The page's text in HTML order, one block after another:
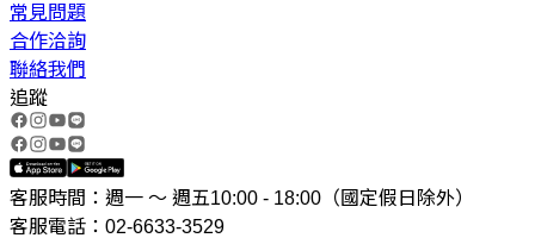
常見問題
合作洽詢
聯絡我們
追蹤
客服時間：週一 ～ 週五10:00 - 18:00（國定假日除外）
客服電話：02-6633-3529